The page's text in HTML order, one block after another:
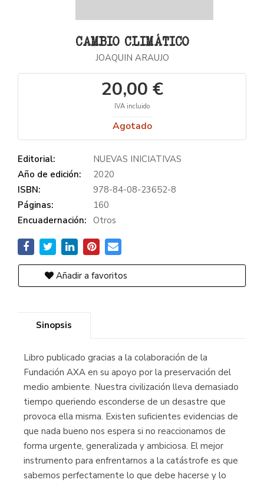
CAMBIO CLIMÁTICO
JOAQUIN ARAUJO
20,00 €
IVA incluido
Agotado
Editorial:
NUEVAS INICIATIVAS
Año de edición:
2020
ISBN:
978-84-08-23652-8
Páginas:
160
Encuadernación: Otros
Añadir a favoritos
Sinopsis
Libro publicado gracias a la colaboración de la
Fundación AXA en su apoyo por la preservación del
medio ambiente. Nuestra civilización lleva demasiado
tiempo queriendo esconderse de un desastre que
provoca ella misma. Existen suficientes evidencias de
que nada bueno nos espera si no reaccionamos de
forma urgente, generalizada y ambiciosa. El mejor
instrumento para enfrentarnos a la catástrofe es que
sabemos perfectamente lo que debe hacerse y lo